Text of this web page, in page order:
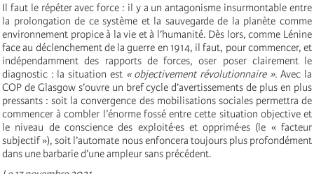
Il faut le répéter avec force : il y a un antagonisme insurmontable entre
la prolongation de ce système et la sauvegarde de la planète comme
environnement propice à la vie et à l’humanité. Dès lors, comme Lénine
face au déclenchement de la guerre en 1914, il faut, pour commencer, et
indépendamment des rapports de forces, oser poser clairement le
diagnostic : la situation est « objectivement révolutionnaire ». Avec la
COP de Glasgow s’ouvre un bref cycle d’avertissements de plus en plus
pressants : soit la convergence des mobilisations sociales permettra de
commencer à combler l’énorme fossé entre cette situation objective et
le niveau de conscience des exploité∙es et opprimé∙es (le « facteur
subjectif »), soit l’automate nous enfoncera toujours plus profondément
dans une barbarie d’une ampleur sans précédent.